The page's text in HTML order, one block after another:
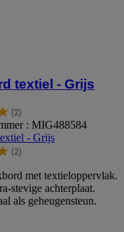
textiel - Grijs
(2)
: MIG488584
- Grijs
(2)
met textieloppervlak.
stevige achterplaat.
als geheugensteun.